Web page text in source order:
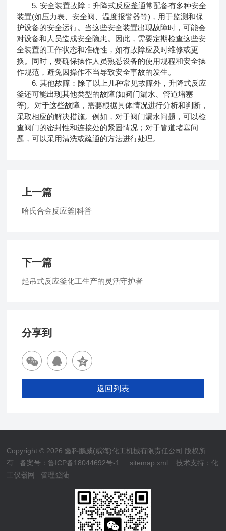
5. 安全装置故障：升降式反应釜通常配备有多种安全
装置(如压力表、安全阀、温度报警器等)，用于监测和保
护设备的安全运行。当这些安全装置出现故障时，可能会
对设备和人员造成安全隐患。因此，需要定期检查这些安
全装置的工作状态和准确性，如有故障应及时维修或更
换。同时，要确保操作人员熟悉设备的使用规程和安全操
作规范，避免因操作不当导致安全事故的发生。
6. 其他故障：除了以上几种常见故障外，升降式反应
釜还可能出现其他类型的故障(如阀门漏水、管道堵塞
等)。对于这些故障，需要根据具体情况进行分析和判断，
采取相应的解决措施。例如，对于阀门漏水问题，可以检
查阀门的密封性和连接处的紧固情况；对于管道堵塞问
题，可以采用清洗或疏通的方法进行处理。
上一篇
哈氏合金反应釜|科普
下一篇
起吊式反应釜化工生产的灵活守护者
分享到
返回列表
Copyright © 2026 鑫科鹏威(威海)化工机械有限责任公司 版权所
有 备案号：鲁ICP备18044692号-1 sitemap.xml 技术支持：化
工仪器网
管理登陆